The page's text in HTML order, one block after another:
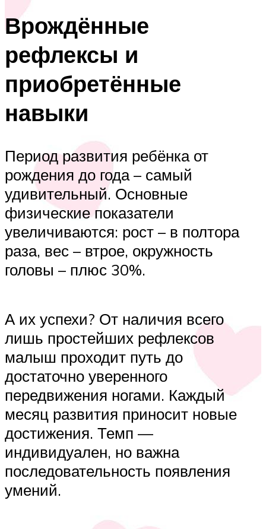
Врождённые
рефлексы и
приобретённые
навыки
Период развития ребёнка от
рождения до года – самый
удивительный. Основные
физические показатели
увеличиваются: рост – в полтора
раза, вес – втрое, окружность
головы – плюс 30%.
А их успехи? От наличия всего
лишь простейших рефлексов
малыш проходит путь до
достаточно уверенного
передвижения ногами. Каждый
месяц развития приносит новые
достижения. Темп —
индивидуален, но важна
последовательность появления
умений.